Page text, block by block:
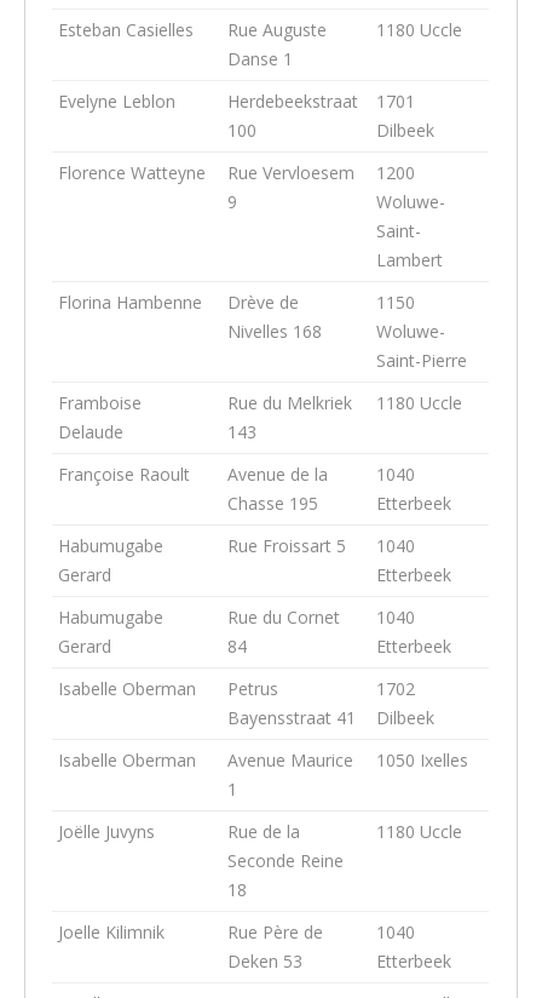
Esteban Casielles
Rue Auguste
Danse 1
1180 Uccle
Evelyne Leblon
Herdebeekstraat
100
1701
Dilbeek
Florence Watteyne
Rue Vervloesem
9
1200
Woluwe-
Saint-
Lambert
Florina Hambenne
Drève de
Nivelles 168
1150
Woluwe-
Saint-Pierre
Framboise
Delaude
Rue du Melkriek
143
1180 Uccle
Françoise Raoult
Avenue de la
Chasse 195
1040
Etterbeek
Habumugabe
Gerard
Rue Froissart 5
1040
Etterbeek
Habumugabe
Gerard
Rue du Cornet
84
1040
Etterbeek
Isabelle Oberman
Petrus
Bayensstraat 41
1702
Dilbeek
Isabelle Oberman
Avenue Maurice
1
1050 Ixelles
Joëlle Juvyns
Rue de la
Seconde Reine
18
1180 Uccle
Joelle Kilimnik
Rue Père de
Deken 53
1040
Etterbeek